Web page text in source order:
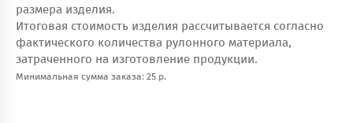
размера изделия.
Итоговая стоимость изделия рассчитывается согласно
фактического количества рулонного материала,
затраченного на изготовление продукции.
Минимальная сумма заказа: 25 р.